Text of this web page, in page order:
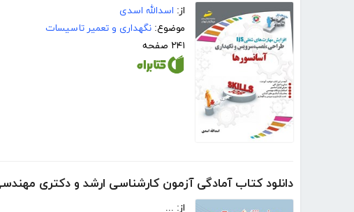
از: اسدالله اسدی
موضوع: نگهداری و تعمیر تاسیسات
۲۴۱ صفحه
دانلود کتاب آمادگی آزمون کارشناسی ارشد و دکتری
از: ...